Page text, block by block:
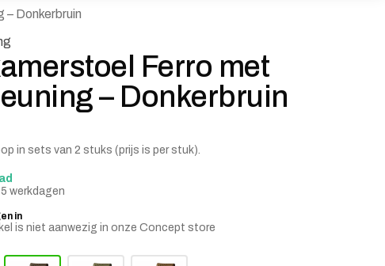
– Donkerbruin
Ferro met
– Donkerbruin
in sets van 2 stuks (prijs is per stuk).
werkdagen
in
is niet aanwezig in onze Concept store